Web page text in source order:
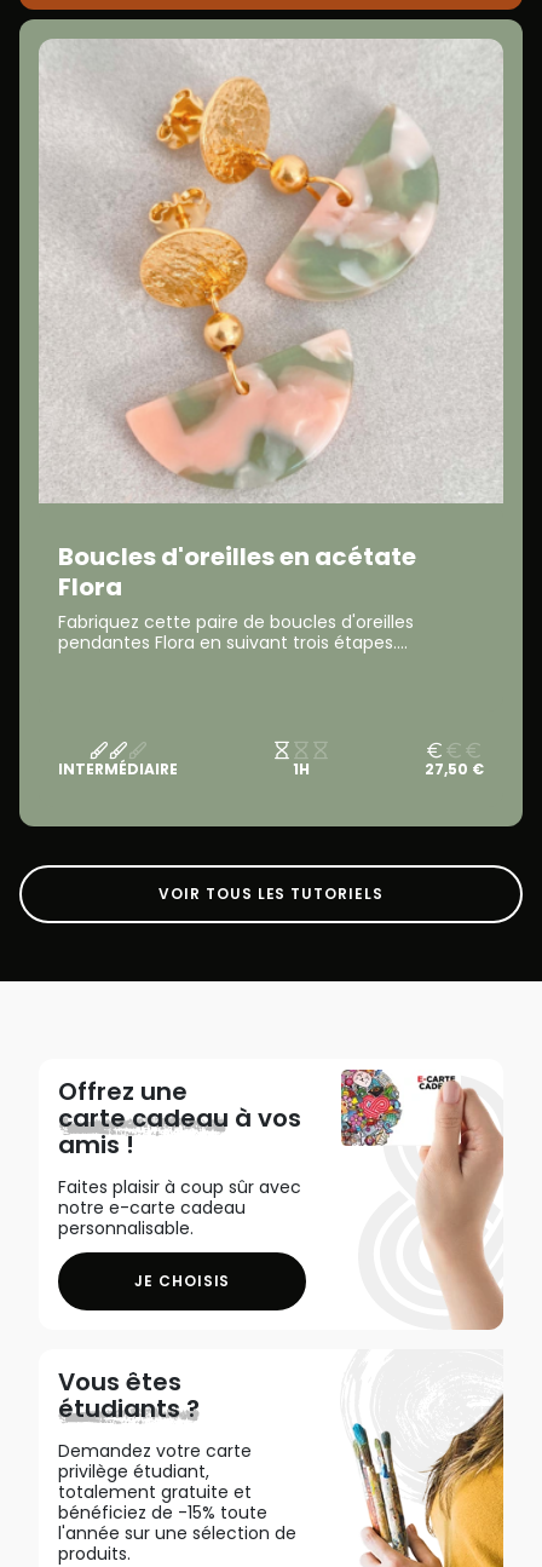
Boucles d'oreilles en acétate
Flora
Fabriquez cette paire de boucles d'oreilles
pendantes Flora en suivant trois étapes....
INTERMÉDIAIRE 1H 27,50 €
VOIR TOUS LES TUTORIELS
Offrez une
carte cadeau à vos
amis !
Faites plaisir à coup sûr avec
notre e-carte cadeau
personnalisable.
JE CHOISIS
Vous êtes
étudiants ?
Demandez votre carte
privilège étudiant,
totalement gratuite et
bénéficiez de -15% toute
l'année sur une sélection de
produits.